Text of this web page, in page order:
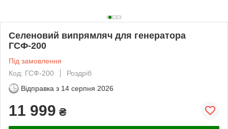
Селеновий випрямляч для генератора
ГСФ-200
Під замовлення
Код: ГСФ-200
Роздріб
Відправка з 14 серпня 2026
11 999 ₴